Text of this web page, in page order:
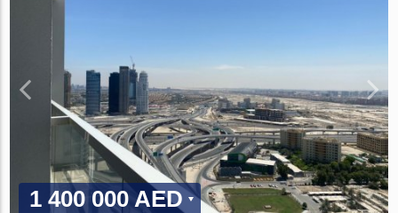
1 400 000 AED